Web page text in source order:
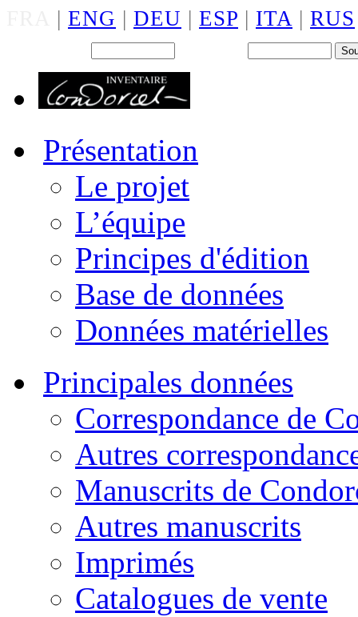
| ENG | DEU | ESP | ITA | RUS
Présentation
Le projet
L’équipe
Principes d'édition
Base de données
Données matérielles
Principales données
Correspondance de
Autres
Manuscrits de
Autres manuscrits
Imprimés
Catalogues de vente